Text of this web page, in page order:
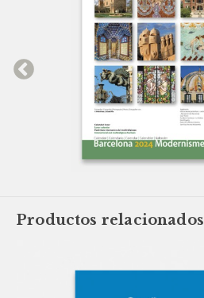
Productos relacionados